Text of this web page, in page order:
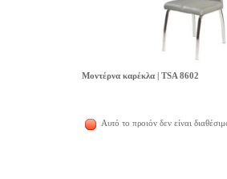
Μοντέρνα καρέκλα | TSA 8602
Αυτό το προιόν δεν είναι